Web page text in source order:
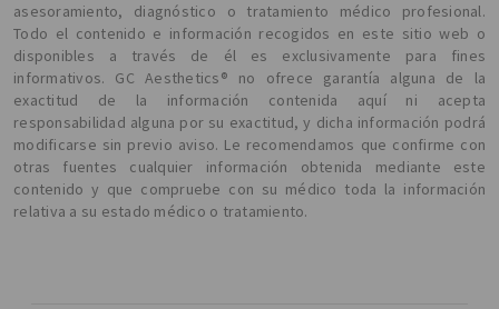
asesoramiento, diagnóstico o tratamiento médico profesional.
Todo el contenido e información recogidos en este sitio web o
disponibles a través de él es exclusivamente para fines
informativos. GC Aesthetics® no ofrece garantía alguna de la
exactitud de la información contenida aquí ni acepta
responsabilidad alguna por su exactitud, y dicha información podrá
modificarse sin previo aviso. Le recomendamos que confirme con
otras fuentes cualquier información obtenida mediante este
contenido y que compruebe con su médico toda la información
relativa a su estado médico o tratamiento.